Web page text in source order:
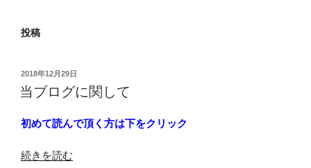
投稿
投
稿
日:
2018年12月29日
当ブログに関して
初めて読んで頂く方は下をクリック
“当
続きを読む